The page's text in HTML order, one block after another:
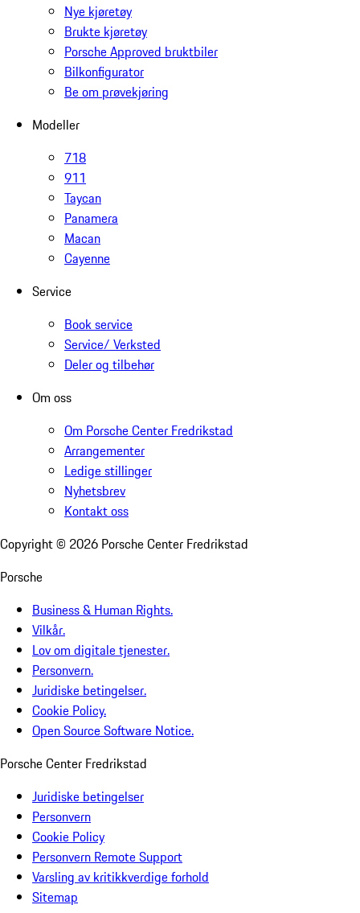
Nye kjøretøy
Brukte kjøretøy
Porsche Approved bruktbiler
Bilkonfigurator
Be om prøvekjøring
Modeller
718
911
Taycan
Panamera
Macan
Cayenne
Service
Book service
Service/ Verksted
Deler og tilbehør
Om oss
Om Porsche Center Fredrikstad
Arrangementer
Ledige stillinger
Nyhetsbrev
Kontakt oss
Copyright © 2026 Porsche Center Fredrikstad
Porsche
Business & Human Rights.
Vilkår.
Lov om digitale tjenester.
Personvern.
Juridiske betingelser.
Cookie Policy.
Open Source Software Notice.
Porsche Center Fredrikstad
Juridiske betingelser
Personvern
Cookie Policy
Personvern Remote Support
Varsling av kritikkverdige forhold
Sitemap